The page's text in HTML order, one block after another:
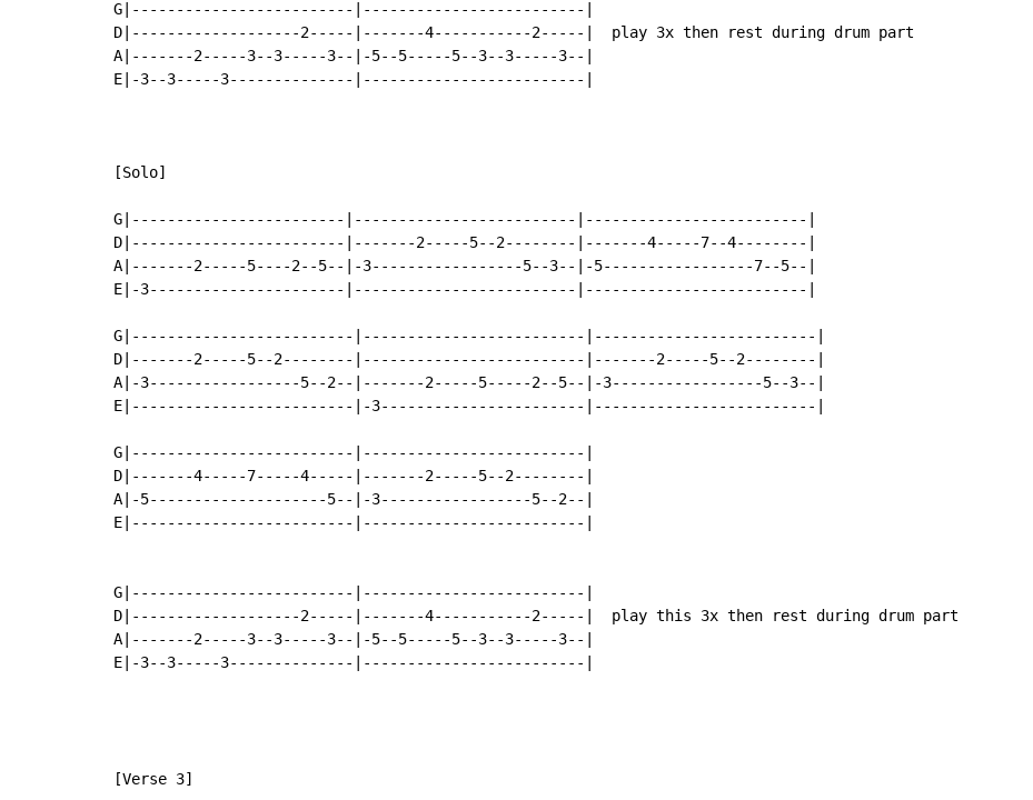
G|-------------------------|-------------------------|
D|-------------------2-----|-------4-----------2-----|  play 3x then rest during drum part
A|-------2-----3--3-----3--|-5--5-----5--3--3-----3--|
E|-3--3-----3--------------|-------------------------|
[Solo]
G|------------------------|-------------------------|-------------------------|
D|------------------------|-------2-----5--2--------|-------4-----7--4--------|
A|-------2-----5----2--5--|-3-----------------5--3--|-5-----------------7--5--|
E|-3----------------------|-------------------------|-------------------------|
G|-------------------------|-------------------------|-------------------------|
D|-------2-----5--2--------|-------------------------|-------2-----5--2--------|
A|-3-----------------5--2--|-------2-----5-----2--5--|-3-----------------5--3--|
E|-------------------------|-3-----------------------|-------------------------|
G|-------------------------|-------------------------|
D|-------4-----7-----4-----|-------2-----5--2--------|
A|-5--------------------5--|-3-----------------5--2--|
E|-------------------------|-------------------------|
G|-------------------------|-------------------------|
D|-------------------2-----|-------4-----------2-----|  play this 3x then rest during drum part
A|-------2-----3--3-----3--|-5--5-----5--3--3-----3--|
E|-3--3-----3--------------|-------------------------|
[Verse 3]